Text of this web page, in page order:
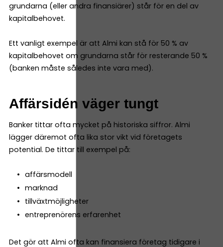
grundarna (eller andra finansiärer) står för en del av
kapitalbehovet.
Ett vanligt exempel är att Almi kan stå för 50 % av
kapitalbehovet om grundarna står för resterande 50 %
(banken måste således inte vara med).
Affärsidén väger tungt
Banker tittar ofta mycket på historiska siffror. Almi
lägger däremot ofta lika stor vikt vid företagets
potential. De tittar till exempel på:
affärsmodell
marknad
tillväxtmöjligheter
entreprenörens erfarenhet
Det gör att Almi ofta kan finansiera företag tidigare i